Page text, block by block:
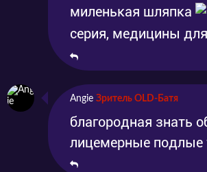
миленькая шляпка
серия, медицины
Angie Зритель OLD-Батя
благородная знать
лицемерные подлые